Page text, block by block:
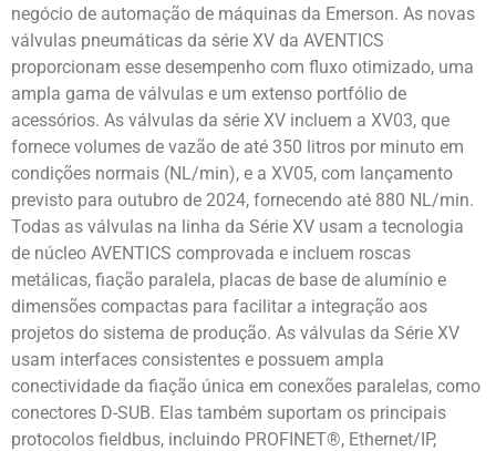
negócio de automação de máquinas da Emerson. As novas
válvulas pneumáticas da série XV da AVENTICS
proporcionam esse desempenho com fluxo otimizado, uma
ampla gama de válvulas e um extenso portfólio de
acessórios. As válvulas da série XV incluem a XV03, que
fornece volumes de vazão de até 350 litros por minuto em
condições normais (NL/min), e a XV05, com lançamento
previsto para outubro de 2024, fornecendo até 880 NL/min.
Todas as válvulas na linha da Série XV usam a tecnologia
de núcleo AVENTICS comprovada e incluem roscas
metálicas, fiação paralela, placas de base de alumínio e
dimensões compactas para facilitar a integração aos
projetos do sistema de produção. As válvulas da Série XV
usam interfaces consistentes e possuem ampla
conectividade da fiação única em conexões paralelas, como
conectores D-SUB. Elas também suportam os principais
protocolos fieldbus, incluindo PROFINET®, Ethernet/IP,